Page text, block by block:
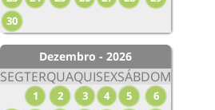
30
Dezembro - 2026
SEGTERQUAQUISEXSÁBDOM
1 2 3 4 5
6